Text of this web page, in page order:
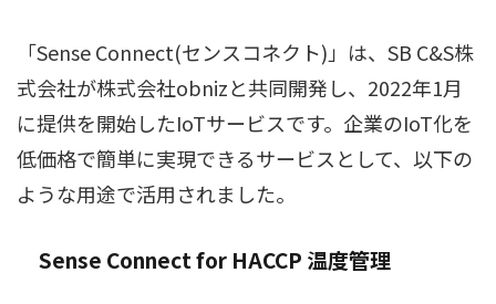
「Sense Connect(センスコネクト)」は、SB C&S株
式会社が株式会社obnizと共同開発し、2022年1月
に提供を開始したIoTサービスです。企業のIoT化を
低価格で簡単に実現できるサービスとして、以下の
ような用途で活用されました。
Sense Connect for HACCP 温度管理